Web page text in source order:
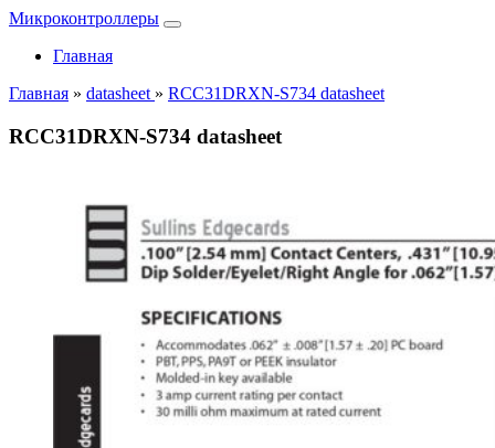
Микроконтроллеры
Главная
Главная » datasheet » RCC31DRXN-S734 datasheet
RCC31DRXN-S734 datasheet